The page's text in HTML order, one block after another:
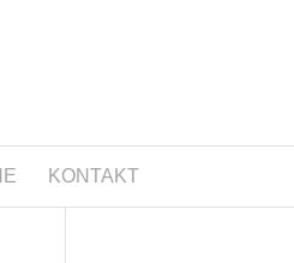
KONTAKT